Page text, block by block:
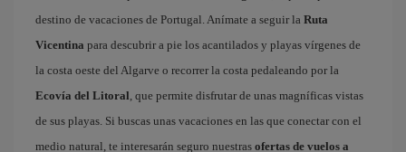
destino de vacaciones de Portugal. Anímate a seguir la Ruta
Vicentina para descubrir a pie los acantilados y playas vírgenes de
la costa oeste del Algarve o recorrer la costa pedaleando por la
Ecovía del Litoral , que permite disfrutar de unas magníficas vistas
de sus playas. Si buscas unas vacaciones en las que conectar con el
medio natural, te interesarán seguro nuestras ofertas de vuelos a